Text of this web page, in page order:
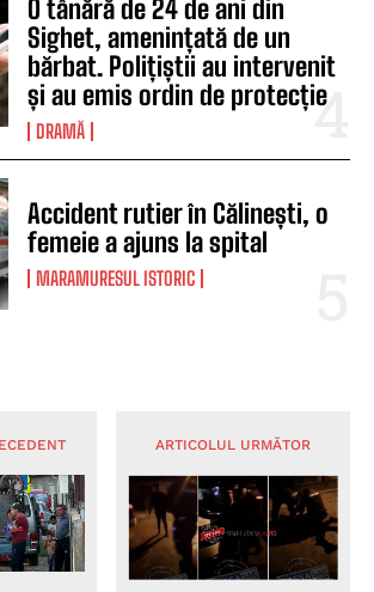
O tânără de 24 de ani din
Sighet, amenințată de un
bărbat. Polițiștii au intervenit
și au emis ordin de protecție
DRAMĂ
Accident rutier în Călinești, o
femeie a ajuns la spital
MARAMURESUL ISTORIC
ARTICOLUL URMĂTOR